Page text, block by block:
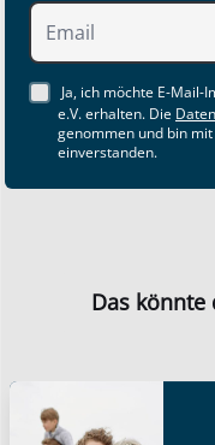
Ja, ich möchte E-Mail-
e.V. erhalten. Die
genommen und bin
einverstanden.
Das könnte